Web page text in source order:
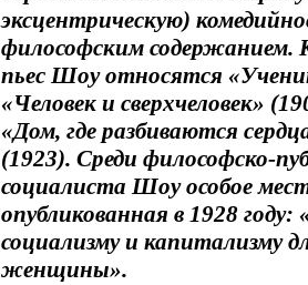
эксцентрическую)
философским содержанием.
пьес Шоу относятся
«Человек и сверхчеловек»
«Дом, где разбиваются
(1923). Среди философско-
социалиста Шоу особое
опубликованная в 1928 году:
социализму и капитализму
женщины».